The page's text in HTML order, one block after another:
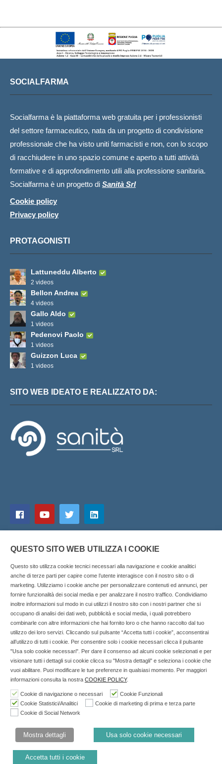
SOCIALFARMA
Socialfarma è la piattaforma web gratuita per i professionisti
del settore farmaceutico, nata da un progetto di condivisione
professionale che ha visto uniti farmacisti e non, con lo scopo
di racchiudere in uno spazio comune e aperto a tutti attività
formative e di approfondimento utili alla professione sanitaria.
Socialfarma è un progetto di Sanità Srl
Cookie policy
Privacy policy
PROTAGONISTI
Lattuneddu Alberto
2 videos
Bellon Andrea
4 videos
Gallo Aldo
1 videos
Pedenovi Paolo
1 videos
Guizzon Luca
1 videos
SITO WEB IDEATO E REALIZZATO DA:
Copyright © 2025 SOCIALFARMA - La piattaforma web per i
professionisti della farmacia. Tutti i diritti riservati.
Socialfarma.it è un marchio di Sanità S.r.l. Largo San
Francesco, 19 - 73041 Carmiano (LE) - Tel: 0832.093720 Cell:
3276346536 Cell: 3297281965 - P.iva: 04571460759 - Rea: LE-
302152 Iscritta al n° 1 del Registro della Stampa del Tribunale
di Lecce il 15/01/2015.
Nell'anno 2018 sono stati erogati €3.147,62 da Invitalia a saldo
19/03/2014
Cookie Policy
QUESTO SITO WEB UTILIZZA I COOKIE
Questo sito utilizza cookie tecnici necessari alla navigazione e cookie analitici
anche di terze parti per capire come l’utente interagisce con il nostro sito o di
marketing. Utilizziamo i cookie anche per personalizzare contenuti ed annunci, per
fornire funzionalità dei social media e per analizzare il nostro traffico. Condividiamo
inoltre informazioni sul modo in cui utilizzi il nostro sito con i nostri partner che si
occupano di analisi dei dati web, pubblicità e social media, i quali potrebbero
combinarle con altre informazioni che hai fornito loro o che hanno raccolto dal tuo
utilizzo dei loro servizi. Cliccando sul pulsante “Accetta tutti i cookie”, acconsentirai
all’utilizzo di tutti i cookie. Per consentire solo i cookie necessari clicca il pulsante
"Usa solo cookie necessari". Per dare il consenso ad alcuni cookie selezionati e per
visionare tutti i dettagli sui cookie clicca su "Mostra dettagli" e seleziona i cookie che
vuoi abilitare. Puoi modificare le tue preferenze in qualsiasi momento. Per maggiori
informazioni consulta la nostra COOKIE POLICY.
Cookie di navigazione o necessari
Cookie Funzionali
Cookie Statistici/Analitici
Cookie di marketing di prima e terza parte
Cookie di Social Network
Mostra dettagli Usa solo cookie necessari
Accetta tutti i cookie